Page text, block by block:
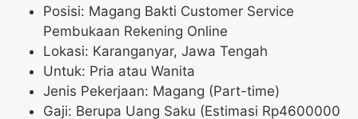
Posisi: Magang Bakti Customer Service
Pembukaan Rekening Online
Lokasi: Karanganyar, Jawa Tengah
Untuk: Pria atau Wanita
Jenis Pekerjaan: Magang (Part-time)
Gaji: Berupa Uang Saku (Estimasi Rp4600000